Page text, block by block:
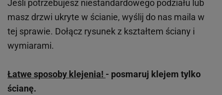
Jeśli potrzebujesz niestandardowego podziału lub
masz drzwi ukryte w ścianie, wyślij do nas maila w
tej sprawie. Dołącz rysunek z kształtem ściany i
wymiarami.
Łatwe sposoby klejenia! - posmaruj klejem tylko
ścianę.